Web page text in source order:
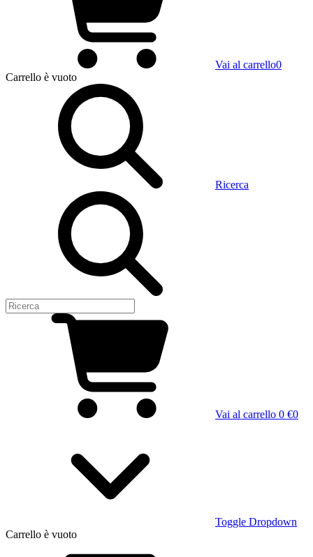
Vai al carrello0
Carrello è vuoto
Ricerca
Vai al carrello 0 €0
Toggle Dropdown
Carrello è vuoto